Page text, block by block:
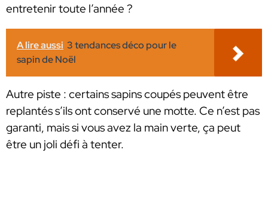
entretenir toute l’année ?
A lire aussi 3 tendances déco pour le
sapin de Noël
Autre piste : certains sapins coupés peuvent être
replantés s’ils ont conservé une motte. Ce n’est pas
garanti, mais si vous avez la main verte, ça peut
être un joli défi à tenter.